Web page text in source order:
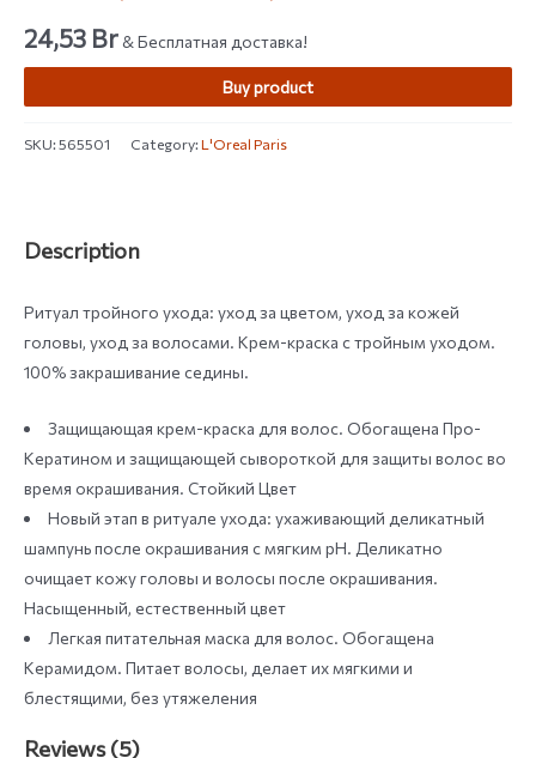
out of 5
based on
24,53 Br& Бесплатная доставка!
Buy product
SKU:565501 Category:L'Oreal Paris
Description
Ритуал тройного ухода: уход за цветом, уход за кожей
головы, уход за волосами. Крем-краска с тройным уходом.
100% закрашивание седины.
Защищающая крем-краска для волос. Обогащена Про-
Кератином и защищающей сывороткой для защиты волос во
время окрашивания. Стойкий Цвет
Новый этап в ритуале ухода: ухаживающий деликатный
шампунь после окрашивания с мягким pH. Деликатно
очищает кожу головы и волосы после окрашивания.
Насыщенный, естественный цвет
Легкая питательная маска для волос. Обогащена
Керамидом. Питает волосы, делает их мягкими и
блестящими, без утяжеления
Reviews (5)